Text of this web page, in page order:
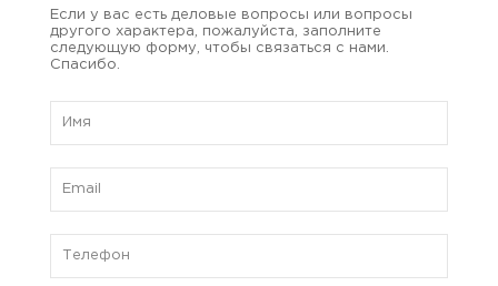
Если у вас есть деловые вопросы или вопросы
другого характера, пожалуйста, заполните
следующую форму, чтобы связаться с нами.
Спасибо.